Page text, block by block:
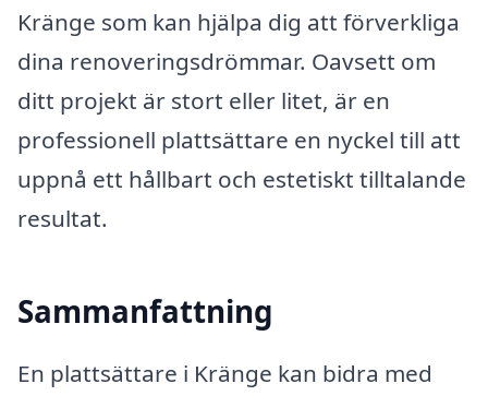
Kränge som kan hjälpa dig att förverkliga
dina renoveringsdrömmar. Oavsett om
ditt projekt är stort eller litet, är en
professionell plattsättare en nyckel till att
uppnå ett hållbart och estetiskt tilltalande
resultat.
Sammanfattning
En plattsättare i Kränge kan bidra med